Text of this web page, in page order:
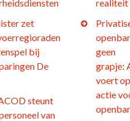
zet
bij
De
steunt
van
realiteit
geen
grapje:
voert
actie